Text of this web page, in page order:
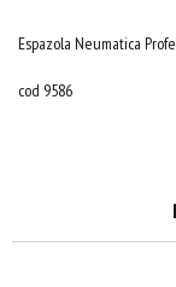
Espazola Neumatica
cod 9586